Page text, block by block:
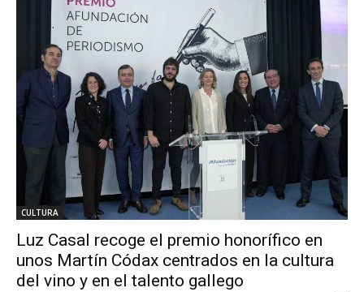
CULTURA
Luz Casal recoge el premio honorífico en
unos Martín Códax centrados en la cultura
del vino y en el talento gallego